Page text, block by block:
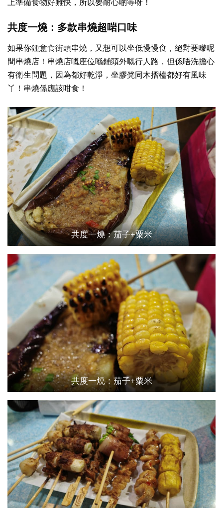
上準備食物好難快，所以要耐心啲等呀！
共度一燒：多款串燒超啱口味
如果你鍾意食街頭串燒，又想可以坐低慢慢食，絕對要嚟呢
間串燒店！串燒店嘅座位喺鋪頭外嘅行人路，但係唔洗擔心
有衛生問題，因為都好乾淨，坐膠凳同木摺檯都好有風味
丫！串燒係應該咁食！
共度一燒：茄子+粟米
共度一燒：茄子+粟米